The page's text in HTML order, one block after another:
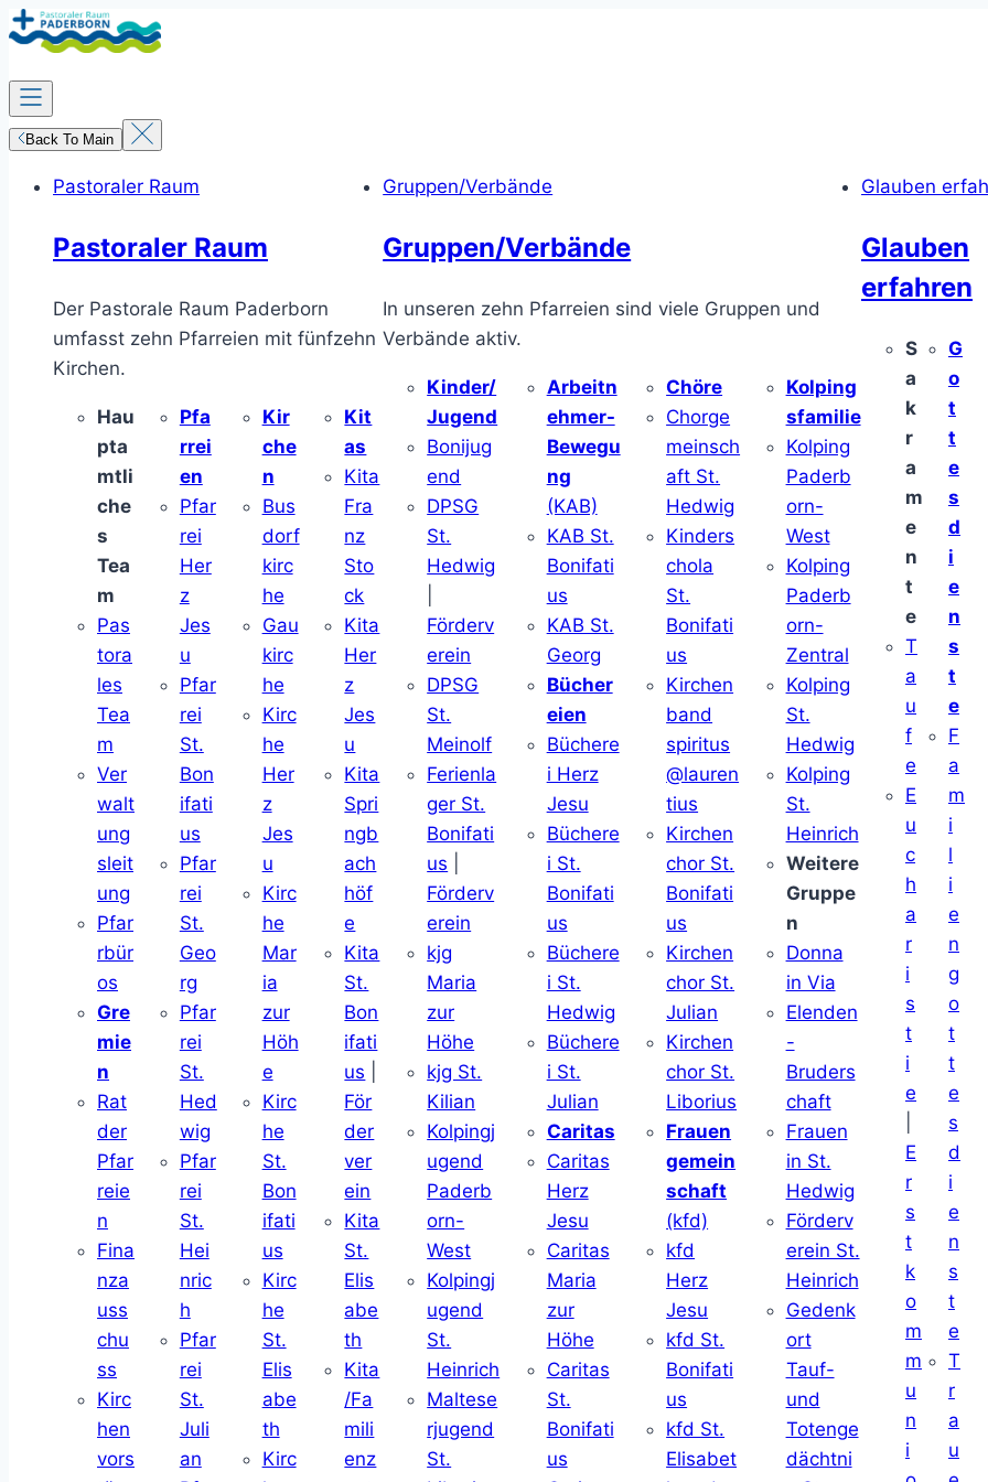
Zum
Inhalt
springen
Back To Main
Pastoraler Raum
Pastoraler Raum
Der Pastorale Raum Paderborn
umfasst zehn Pfarreien mit fünfzehn
Kirchen.
Hau
pta
mtli
che
s
Tea
m
Pas
tora
les
Tea
m
Ver
walt
ung
sleit
ung
Pfar
rbür
os
Gre
mie
n
Rat
der
Pfar
reie
n
Fina
nza
uss
chu
ss
Kirc
hen
vors
Pfa
rrei
en
Pfar
rei
Her
z
Jes
u
Pfar
rei
St.
Bon
ifati
us
Pfar
rei
St.
Geo
rg
Pfar
rei
St.
Hed
wig
Pfar
rei
St.
Hei
nric
h
Pfar
rei
St.
Juli
an
Kir
che
n
Bus
dorf
kirc
he
Gau
kirc
he
Kirc
he
Her
z
Jes
u
Kirc
he
Mar
ia
zur
Höh
e
Kirc
he
St.
Bon
ifati
us
Kirc
he
St.
Elis
abe
th
Kirc
Kit
as
Kita
Fra
nz
Sto
ck
Kita
Her
z
Jes
u
Kita
Spri
ngb
ach
höf
e
Kita
St.
Bon
ifati
us
För
der
ver
ein
Kita
St.
Elis
abe
th
Kita
/Fa
mili
enz
Gruppen/Verbände
Gruppen/Verbände
In unseren zehn Pfarreien sind viele Gruppen und
Verbände aktiv.
Kinder/
Jugend
Bonijug
end
DPSG
St.
Hedwig
Förderv
erein
DPSG
St.
Meinolf
Ferienla
ger St.
Bonifati
us
Förderv
erein
kjg
Maria
zur
Höhe
kjg St.
Kilian
Kolpingj
ugend
Paderb
orn-
West
Kolpingj
ugend
St.
Heinrich
Maltese
rjugend
St.
Arbeitn
ehmer-
Bewegu
ng
(KAB)
KAB St.
Bonifati
us
KAB St.
Georg
Bücher
eien
Büchere
i Herz
Jesu
Büchere
i St.
Bonifati
us
Büchere
i St.
Hedwig
Büchere
i St.
Julian
Caritas
Caritas
Herz
Jesu
Caritas
Maria
zur
Höhe
Caritas
St.
Bonifati
us
Chöre
Chorge
meinsch
aft St.
Hedwig
Kinders
chola
St.
Bonifati
us
Kirchen
band
spiritus
@lauren
tius
Kirchen
chor St.
Bonifati
us
Kirchen
chor St.
Julian
Kirchen
chor St.
Liborius
Frauen
gemein
schaft
(kfd)
kfd
Herz
Jesu
kfd St.
Bonifati
us
kfd St.
Elisabet
Kolping
sfamilie
Kolping
Paderb
orn-
West
Kolping
Paderb
orn-
Zentral
Kolping
St.
Hedwig
Kolping
St.
Heinrich
Weitere
Gruppe
n
Donna
in Via
Elenden
-
Bruders
chaft
Frauen
in St.
Hedwig
Förderv
erein St.
Heinrich
Gedenk
ort
Tauf-
und
Totenge
dächtni
Glauben
Glauben
erfahren
S
a
k
r
a
m
e
n
t
e
T
a
u
f
e
E
u
c
h
a
r
i
s
t
i
e
E
r
s
t
k
o
m
m
u
n
i
G
o
t
t
e
s
d
i
e
n
s
t
e
F
a
m
i
l
i
e
n
g
o
t
t
e
s
d
i
e
n
s
t
e
T
r
a
u